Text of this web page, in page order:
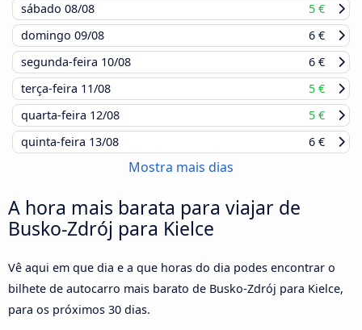
sábado 08/08
5 €
domingo 09/08
6 €
segunda-feira 10/08
6 €
terça-feira 11/08
5 €
quarta-feira 12/08
5 €
quinta-feira 13/08 6 €
Mostra mais dias
A hora mais barata para viajar de
Busko-Zdrój para Kielce
Vê aqui em que dia e a que horas do dia podes encontrar o
bilhete de autocarro mais barato de Busko-Zdrój para Kielce,
para os próximos 30 dias.